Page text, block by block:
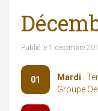
Publié le 1 décembre
01 Mardi :
Groupe